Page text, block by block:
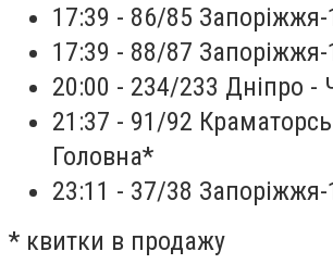
17:39 - 86/85 Запоріжжя-
17:39 - 88/87
20:00 - 234/233 Дніпро -
21:37 - 91/92
Головна*
23:11 - 37/38
* квитки в продажу‍